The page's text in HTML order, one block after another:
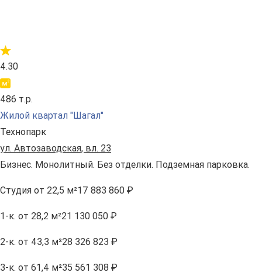
4.30
486 т.р.
Жилой квартал "Шагал"
Технопарк
ул. Автозаводская, вл. 23
Бизнес. Монолитный. Без отделки. Подземная парковка.
Студия от 22,5 м²17 883 860 ₽
1-к. от 28,2 м²21 130 050 ₽
2-к. от 43,3 м²28 326 823 ₽
3-к. от 61,4 м²35 561 308 ₽